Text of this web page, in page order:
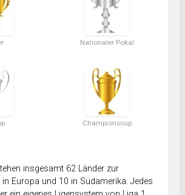
Nationaler Pokal
Championscup
insgesamt 62 Länder zur
Europa und 10 in Südamerika. Jedes